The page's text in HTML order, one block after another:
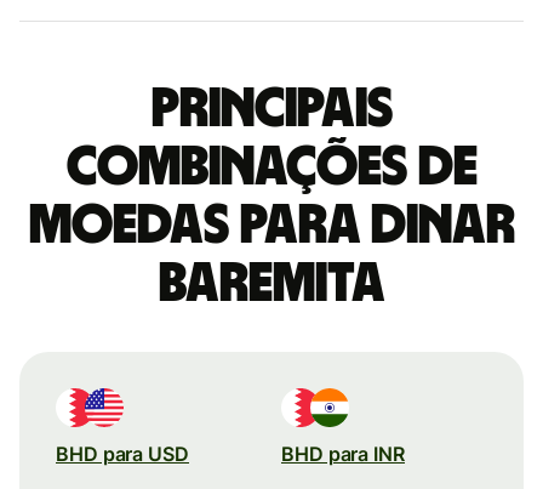
Principais
combinações de
moedas para Dinar
baremita
BHD para USD BHD para INR